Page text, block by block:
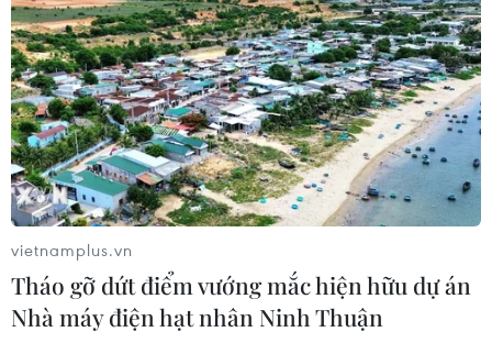
Lời kêu gọi của Tổng Bí thư, Chủ tịch nước
Nguyễn Phú Trọng; Chỉ thị 16 của Thủ tướng
Chính phủ; Chỉ thị số 31 của Thành ủy và Chỉ thị
05 của Chủ tịch Ủy ban Nhân dân thành phố;
chủ động xây dựng, thực hiện chính sách, biện
pháp nhằm hạn chế tối đa tác động tiêu cực của
dịch bệnh COVID-19 với thực hiện các mục tiêu
phát triển kinh tế-xã hội.
Các địa phương, đơn vị tập trung điều tra, xác
minh những trường hợp liên quan tới ca bệnh,
ổ dịch để giám sát, theo dõi sức khỏe, áp dụng
vietnamplus.vn
Tháo gỡ dứt điểm vướng mắc hiện hữu dự án
Nhà máy điện hạt nhân Ninh Thuận